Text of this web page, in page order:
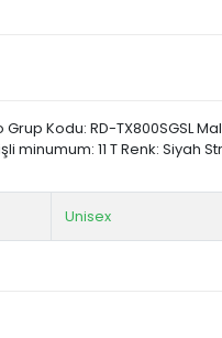
Kodu: RD-TX800SGSL
minumum: 11 T Renk:
Unisex